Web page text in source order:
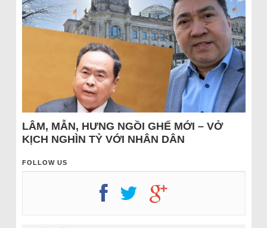
LÂM, MẪN, HƯNG NGỒI GHẾ MỚI – VỞ
KỊCH NGHÌN TỶ VỚI NHÂN DÂN
FOLLOW US